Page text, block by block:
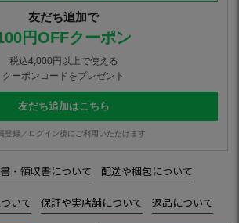
友だち追加で
円OFFクーポン
税込4,000円以上で使える
クーポンコードをプレゼント
友だち追加はこちら
登録／ログイン後にご利用いただけます
・領収書について 配送や梱包について
いて 保証や実店舗について 返品について